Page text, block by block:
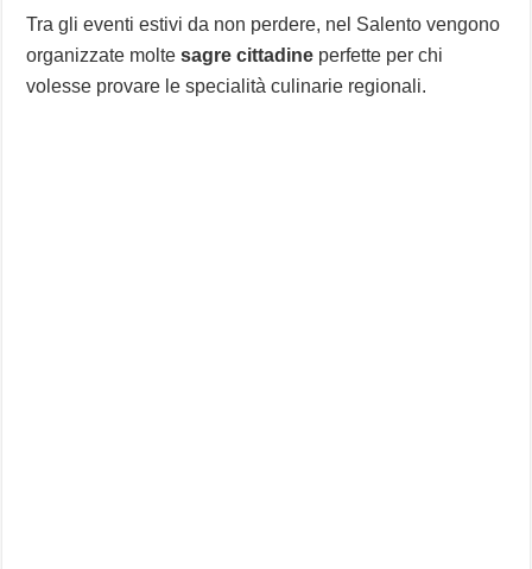
Tra gli eventi estivi da non perdere, nel Salento vengono
organizzate moltesagre cittadine perfette per chi
volesse provare le specialità culinarie regionali.